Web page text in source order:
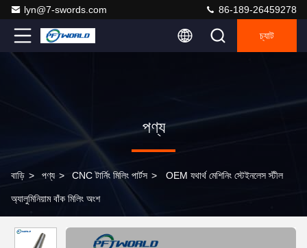
lyn@7-swords.com 86-189-26459278
চ্যাট
পণ্য
বাড়ি > পণ্য > CNC টার্নিং মিলিং পার্টস > OEM যথার্থ মেশিনিং স্টেইনলেস স্টীল
অ্যালুমিনিয়াম বাঁক মিলিং অংশ